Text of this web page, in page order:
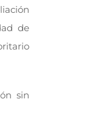
de
sin